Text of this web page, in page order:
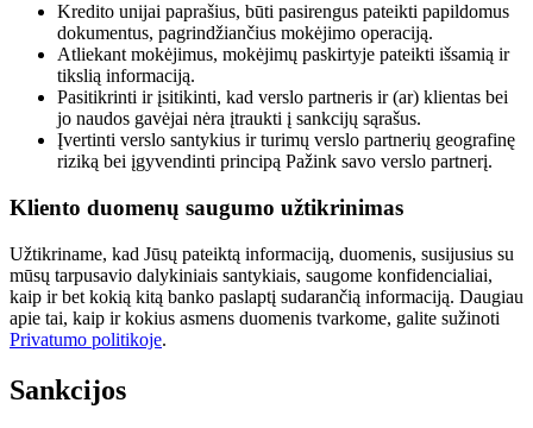
Kredito unijai paprašius, būti pasirengus pateikti papildomus
dokumentus, pagrindžiančius mokėjimo operaciją.
Atliekant mokėjimus, mokėjimų paskirtyje pateikti išsamią ir
tikslią informaciją.
Pasitikrinti ir įsitikinti, kad verslo partneris ir (ar) klientas bei
jo naudos gavėjai nėra įtraukti į sankcijų sąrašus.
Įvertinti verslo santykius ir turimų verslo partnerių geografinę
riziką bei įgyvendinti principą Pažink savo verslo partnerį.
Kliento duomenų saugumo užtikrinimas
Užtikriname, kad Jūsų pateiktą informaciją, duomenis, susijusius su
mūsų tarpusavio dalykiniais santykiais, saugome konfidencialiai,
kaip ir bet kokią kitą banko paslaptį sudarančią informaciją. Daugiau
apie tai, kaip ir kokius asmens duomenis tvarkome, galite sužinoti
Privatumo politikoje.
Sankcijos